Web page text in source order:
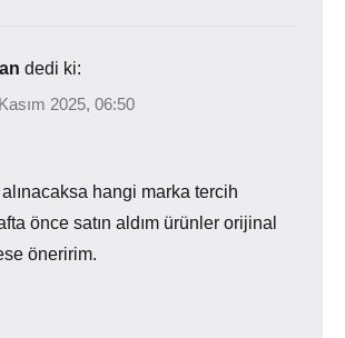
dedi ki:
2025, 06:50
hangi marka tercih
önce satın aldım ürünler orijinal
öneririm.